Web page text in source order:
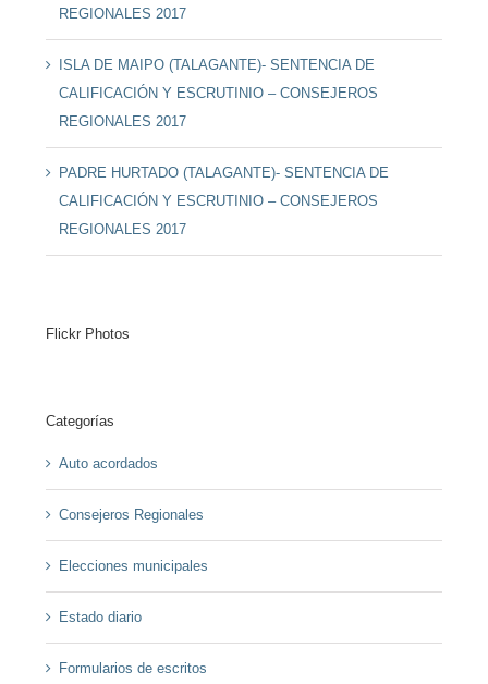
REGIONALES 2017
ISLA DE MAIPO (TALAGANTE)- SENTENCIA DE
CALIFICACIÓN Y ESCRUTINIO – CONSEJEROS
REGIONALES 2017
PADRE HURTADO (TALAGANTE)- SENTENCIA DE
CALIFICACIÓN Y ESCRUTINIO – CONSEJEROS
REGIONALES 2017
Flickr Photos
Categorías
Auto acordados
Consejeros Regionales
Elecciones municipales
Estado diario
Formularios de escritos